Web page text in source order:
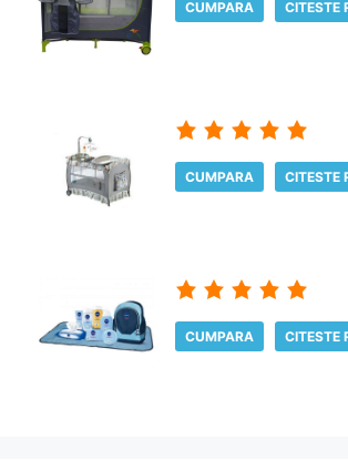
CUMPARA CITESTE
CUMPARA CITESTE
CUMPARA CITESTE